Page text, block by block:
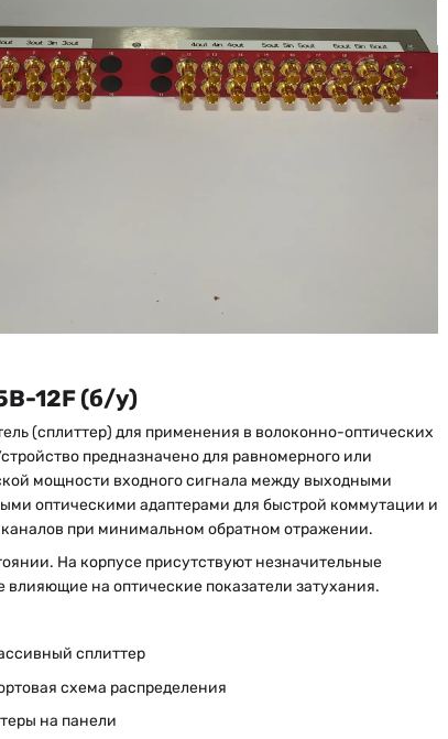
12F (б/у)
(сплиттер) для применения в волоконно-оптических
предназначено для равномерного или
мощности входного сигнала между выходными
оптическими адаптерами для быстрой коммутации и
при минимальном обратном отражении.
На корпусе присутствуют незначительные
влияющие на оптические показатели затухания.
сплиттер
схема распределения
на панели